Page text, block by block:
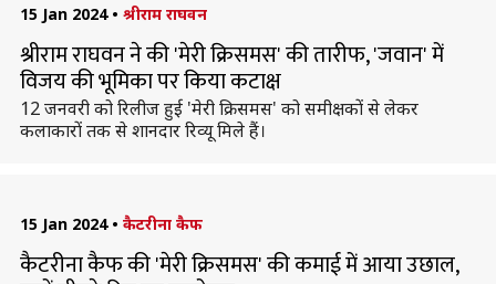
15 Jan 2024 • श्रीराम राघवन
श्रीराम राघवन ने की 'मेरी क्रिसमस' की तारीफ, 'जवान' में
विजय की भूमिका पर किया कटाक्ष
12 जनवरी को रिलीज हुई 'मेरी क्रिसमस' को समीक्षकों से लेकर
कलाकारों तक से शानदार रिव्यू मिले हैं।
15 Jan 2024 • कैटरीना कैफ
कैटरीना कैफ की 'मेरी क्रिसमस' की कमाई में आया उछाल,